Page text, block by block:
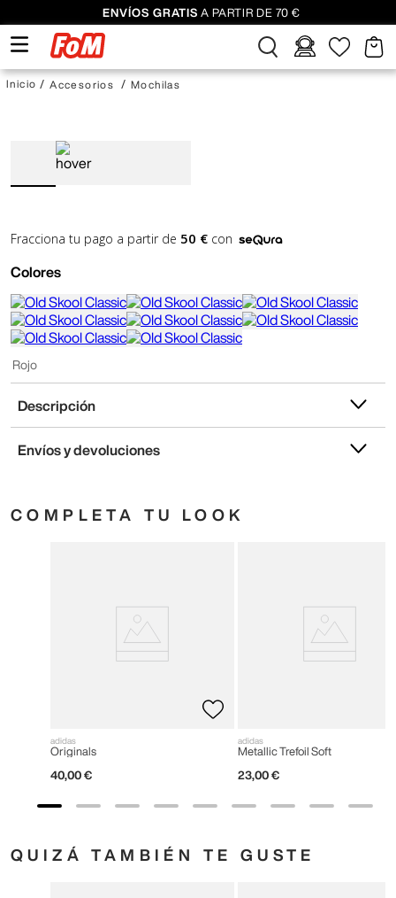
ENVÍOS GRATIS A PARTIR DE 70 €
Accesorios Mochilas
Fracciona tu pago a partir de 50 € con
Colores
Rojo
Descripción
Envíos y devoluciones
COMPLETA TU LOOK
adidas
Originals
40,00 €
adidas
Metallic Trefoil Soft
23,00 €
QUIZÁ TAMBIÉN TE GUSTE